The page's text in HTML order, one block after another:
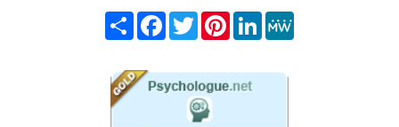
Share FacebookTwitterPinterest
LinkedIn